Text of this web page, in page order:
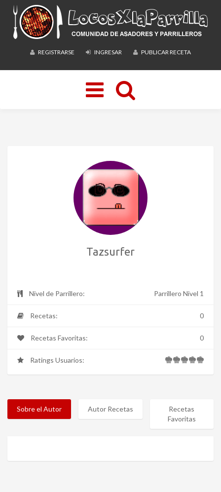
REGISTRARSE INGRESAR PUBLICAR RECETA
Toggle
navigation
Tazsurfer
Nivel de Parrillero: Parrillero Nivel 1
Recetas: 0
Recetas Favoritas: 0
Ratings Usuarios:
Sobre el Autor Autor Recetas
Recetas
Favoritas